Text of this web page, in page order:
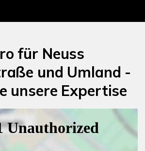
für Neuss
und Umland -
unsere Expertise